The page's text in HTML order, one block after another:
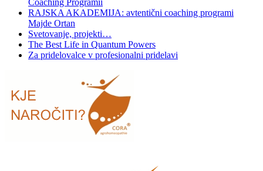
RAJSKA AKADEMIJA: avtentični coaching programi
Majde Ortan
Svetovanje, projekti…
The Best Life in Quantum Powers
Za pridelovalce v profesionalni pridelavi